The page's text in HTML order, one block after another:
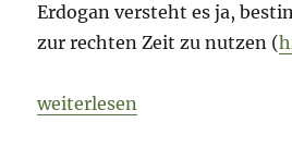
Erdogan versteht es ja,
zur rechten Zeit zu nutzen (
„Morning Briefing 28.
weiterlesen